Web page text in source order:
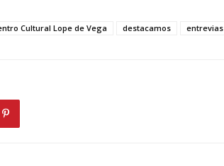
Cultural Lope de Vega destacamos entrevias